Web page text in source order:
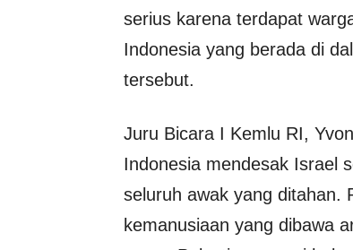
serius karena terdapat
Indonesia yang berada di
tersebut.
Juru Bicara I Kemlu RI,
Indonesia mendesak Israel
seluruh awak yang ditahan.
kemanusiaan yang dibawa